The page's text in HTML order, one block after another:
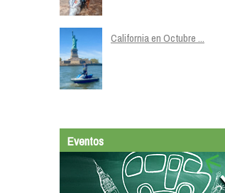
California en Octubre ...
Eventos